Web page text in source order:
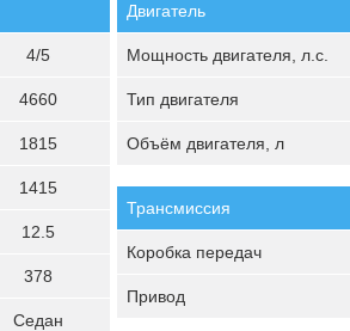
4/5
4660
1815
1415
12.5
378
Седан
Двигатель
Мощность двигателя, л.с.
Тип двигателя
Объём двигателя, л
Трансмиссия
Коробка передач
Привод